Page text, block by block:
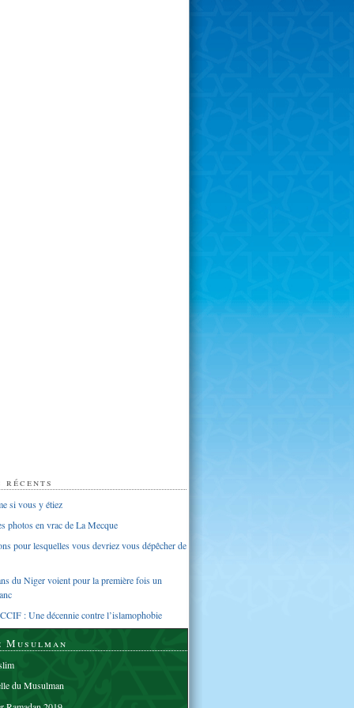
si vous y étiez
photos en vrac de La Mecque
pour lesquelles vous devriez vous dépêcher de
du Niger voient pour la première fois un
: Une décennie contre l’islamophobie
Musulman
du Musulman